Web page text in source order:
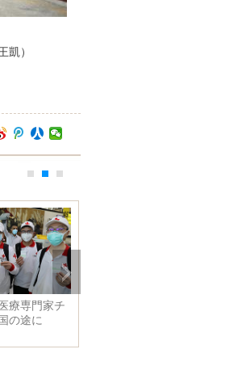
凱）
療専門家チ
の途に